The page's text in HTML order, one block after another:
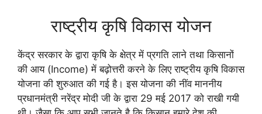
राष्ट्रीय कृषि विकास योजन
केंद्र सरकार के द्वारा कृषि के क्षेत्र में प्रगति लाने तथा किसानों
की आय (Income) में बढ़ोत्तरी करने के लिए राष्ट्रीय कृषि विकास
योजना की शुरुआत की गई है। इस योजना की नींव माननीय
प्रधानमंत्री नरेंद्र मोदी जी के द्वारा 29 मई 2017 को राखी गयी